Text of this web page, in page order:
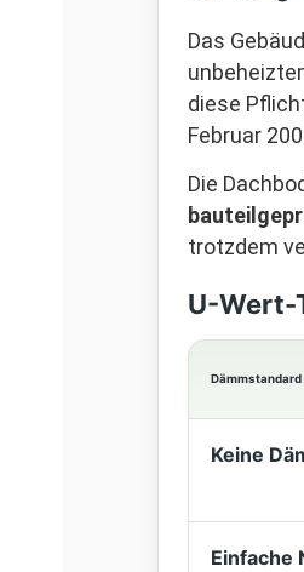
Das
diese
Februar
Die
trotzdem
U-Wert-
Dämmstandard
Keine
Einfache